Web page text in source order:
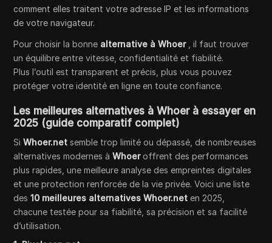
comment elles traitent votre adresse IP et les informations
de votre navigateur.
Pour choisir la bonne alternative à Whoer, il faut trouver
un équilibre entre vitesse, confidentialité et fiabilité.
Plus l’outil est transparent et précis, plus vous pouvez
protéger votre identité en ligne en toute confiance.
Les meilleures alternatives à Whoer à essayer en
2025 (guide comparatif complet)
SiWhoer.net semble trop limité ou dépassé, de nombreuses
alternatives modernes àWhoeroffrent des performances
plus rapides, une meilleure analyse des empreintes digitales
et une protection renforcée de la vie privée. Voici une liste
des10 meilleures alternatives Whoer.net en 2025,
chacune testée pour sa fiabilité, sa précision et sa facilité
d’utilisation.